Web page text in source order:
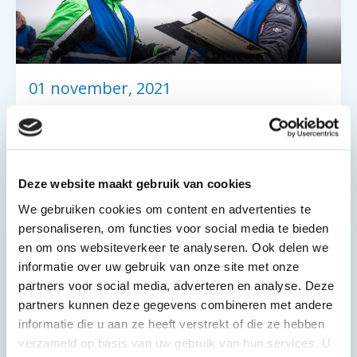
Deze website maakt gebruik van cookies
We gebruiken cookies om content en advertenties te
personaliseren, om functies voor social media te bieden
en om ons websiteverkeer te analyseren. Ook delen we
informatie over uw gebruik van onze site met onze
partners voor social media, adverteren en analyse. Deze
partners kunnen deze gegevens combineren met andere
informatie die u aan ze heeft verstrekt of die ze hebben
verzameld op basis van uw gebruik van hun services. U
01 november, 2021
Weinig afval te vinden tijdens
monitoring, is dat erg?
01 november, 2021